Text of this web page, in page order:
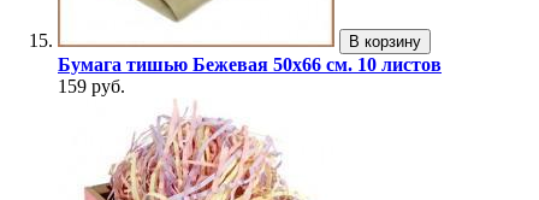
В корзину
Бумага тишью Бежевая 50x66 см. 10 листов
159 руб.